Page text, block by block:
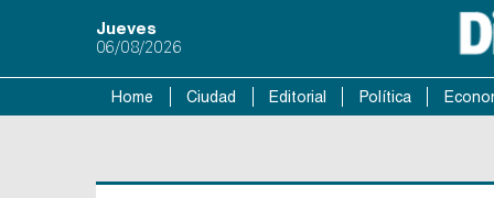
Jueves
06/08/2026
Home Ciudad Editorial Política